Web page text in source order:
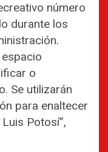
número
durante los
o
Se utilizarán
para enaltecer
Potosí”,